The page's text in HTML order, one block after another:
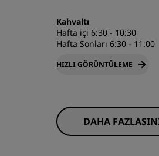
Kahvaltı
Hafta içi 6:30 - 10:30
Hafta Sonları 6:30 - 11:00
HIZLI GÖRÜNTÜLEME
DAHA